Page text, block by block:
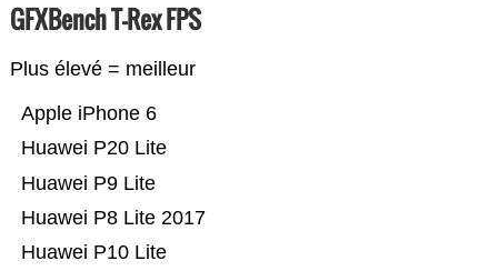
GFXBench T-Rex FPS
Plus élevé = meilleur
Huawei P10 Lite
Huawei P8 Lite 2017
Huawei P9 Lite
Huawei P20 Lite
Apple iPhone 6